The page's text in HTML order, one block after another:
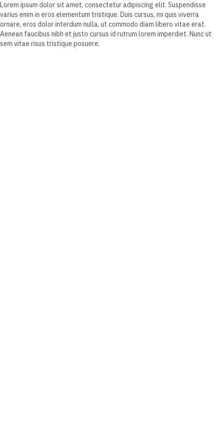
Lorem ipsum dolor sit amet, consectetur adipiscing elit. Suspendisse
varius enim in eros elementum tristique. Duis cursus, mi quis viverra
ornare, eros dolor interdum nulla, ut commodo diam libero vitae erat.
Aenean faucibus nibh et justo cursus id rutrum lorem imperdiet. Nunc ut
sem vitae risus tristique posuere.